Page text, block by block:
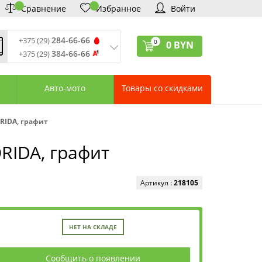
Сравнение Избранное Войти
+375 (29)284-66-66
+375 (29)384-66-66
10:00—18:00
(17) 388-66-33
«Удачник»
СЦ «Удачник»
0 0 BYN
Авто-мото Товары со скидками
графит
графит
Артикул :218105
НЕТ НА СКЛАДЕ
Сообщить о появлении